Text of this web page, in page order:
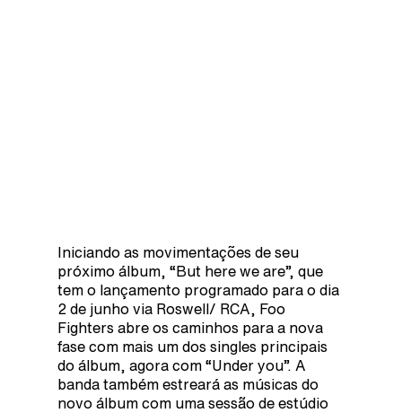
Iniciando as movimentações de seu
próximo álbum, “But here we are”, que
tem o lançamento programado para o dia
2 de junho via Roswell/ RCA, Foo
Fighters abre os caminhos para a nova
fase com mais um dos singles principais
do álbum, agora com “Under you”. A
banda também estreará as músicas do
novo álbum com uma sessão de estúdio